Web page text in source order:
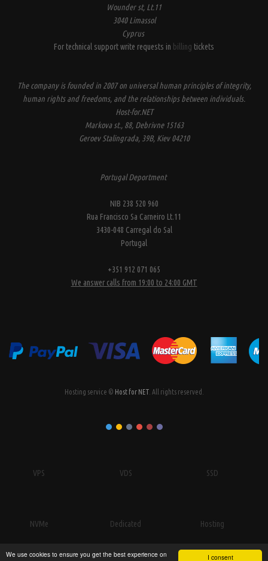
I consent
We use cookies to ensure you get the best experience on
Wounder st, Lt.11
3040 Limassol
Cyprus
For technical support write requests in billing tickets
The company is founded in 2007 on universal human principles of integrity,
human rights and freedoms, and the relationships between individuals.
Host-for.NET
Markova st., 88, Debrivne 15163
Geroev Stalingrada, 39B, Kiev 04210
Portugal Deportment
NIB 238 520 960
Rua Francisco Sa Carneiro Lt.11
3430-048 Carregal do Sal
Portugal
+351 912 071 065
We answer calls from 19:00 to 24:00 GMT
Hosting service © Host for NET. All rights reserved.
VPS VDS SSD
NVMe Dedicated Hosting